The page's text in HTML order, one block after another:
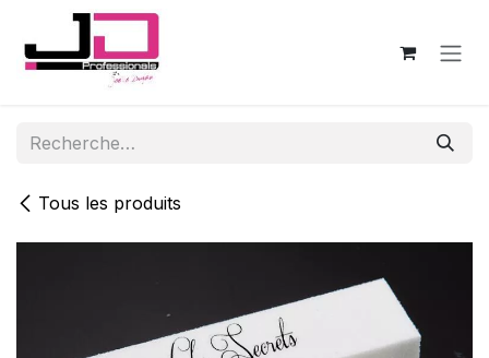
Se rendre au contenu
Tous les produits